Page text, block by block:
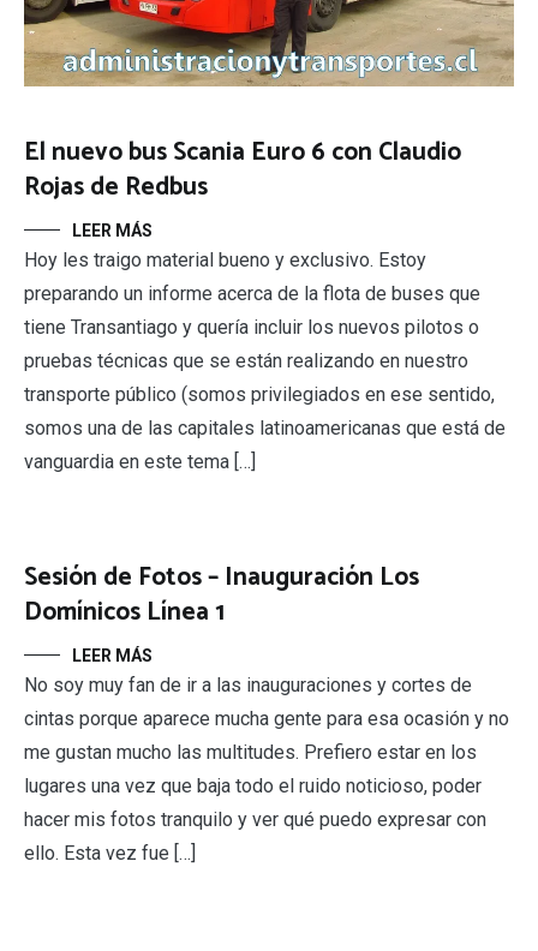
El nuevo bus Scania Euro 6 con Claudio
Rojas de Redbus
LEER MÁS
Hoy les traigo material bueno y exclusivo. Estoy
preparando un informe acerca de la flota de buses que
tiene Transantiago y quería incluir los nuevos pilotos o
pruebas técnicas que se están realizando en nuestro
transporte público (somos privilegiados en ese sentido,
somos una de las capitales latinoamericanas que está de
vanguardia en este tema […]
Sesión de Fotos – Inauguración Los
Domínicos Línea 1
LEER MÁS
No soy muy fan de ir a las inauguraciones y cortes de
cintas porque aparece mucha gente para esa ocasión y no
me gustan mucho las multitudes. Prefiero estar en los
lugares una vez que baja todo el ruido noticioso, poder
hacer mis fotos tranquilo y ver qué puedo expresar con
ello. Esta vez fue […]